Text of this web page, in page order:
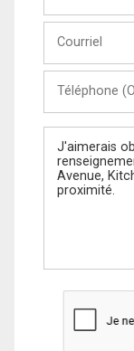
Nom
(Optionnel)
Message